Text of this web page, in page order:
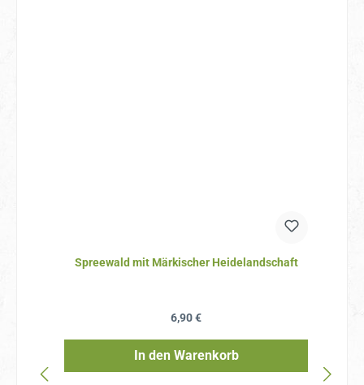
Spreewald mit Märkischer Heidelandschaft
Regulärer Preis:
6,90 €
In den Warenkorb